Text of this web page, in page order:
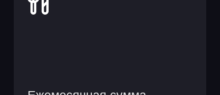
на кофепоинтах